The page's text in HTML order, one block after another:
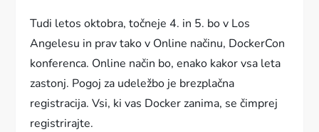
Tudi letos oktobra, točneje 4. in 5. bo v Los
Angelesu in prav tako v Online načinu, DockerCon
konferenca. Online način bo, enako kakor vsa leta
zastonj. Pogoj za udeležbo je brezplačna
registracija. Vsi, ki vas Docker zanima, se čimprej
registrirajte.